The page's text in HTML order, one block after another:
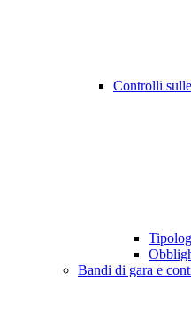
Controlli
Bandi di gara e